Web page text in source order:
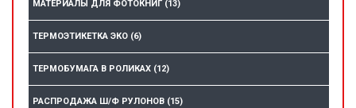
МАТЕРИАЛЫ ДЛЯ ФОТОКНИГ (13)
ТЕРМОЭТИКЕТКА ЭКО (6)
ТЕРМОБУМАГА В РОЛИКАХ (12)
РАСПРОДАЖА Ш/Ф РУЛОНОВ (15)